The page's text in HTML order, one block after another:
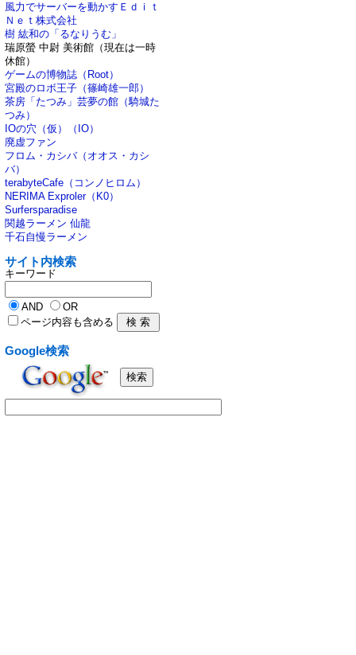
風力でサーバーを動かすＥｄｉｔ
Ｎｅｔ株式会社
樹 紘和の「るなりうむ」
瑞原螢 中尉 美術館（現在は一時
休館）
ゲームの博物誌（Root）
宮殿のロボ王子（篠崎雄一郎）
茶房「たつみ」芸夢の館（騎城た
つみ）
IOの穴（仮）（IO）
廃虚ファン
フロム・カシバ（オオス・カシ
バ）
terabyteCafe（コンノヒロム）
NERIMA Exproler（K0）
Surfersparadise
関越ラーメン 仙龍
千石自慢ラーメン
サイト内検索
キーワード
AND
OR
ページ内容も含める
Google検索